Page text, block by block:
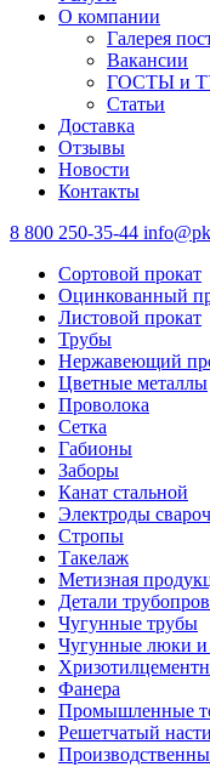
О компании
Галерея
Вакансии
ГОСТЫ и
Статьи
Доставка
Отзывы
Новости
Контакты
8 800 250-35-44
Сортовой прокат
Оцинкованный
Листовой прокат
Трубы
Нержавеющий
Цветные металлы
Проволока
Сетка
Габионы
Заборы
Канат стальной
Электроды
Стропы
Такелаж
Метизная
Детали
Чугунные трубы
Чугунные люки
Фанера
Промышленные
Решетчатый